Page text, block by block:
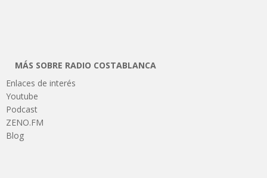
MÁS SOBRE RADIO COSTABLANCA
Enlaces de interés
Youtube
Podcast
ZENO.FM
Blog